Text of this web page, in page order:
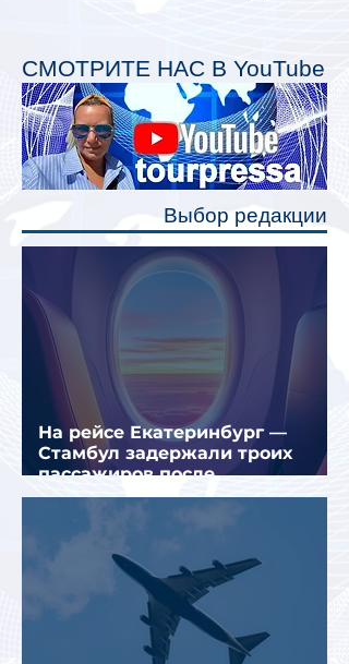
планируется начать в 2027 году.
Одним из главных нововведений
станут индивидуальные шторки у
каждого спального места. Они
позволят пассажирам закрыть свою
полку во время сна или отдыха,
СМОТРИТЕ НАС В YouTube
Выбор редакции
На рейсе Екатеринбург —
Стамбул задержали троих
пассажиров после
предполагаемой серии краж